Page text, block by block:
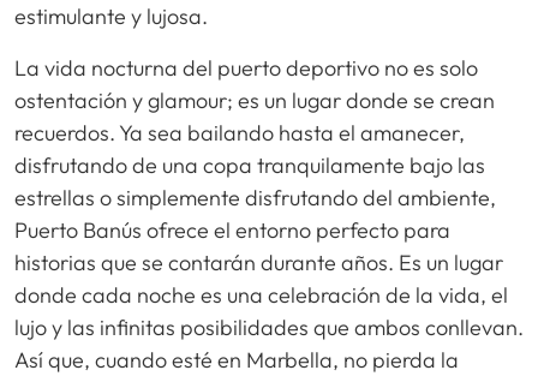
estimulante y lujosa.
La vida nocturna del puerto deportivo no es solo
ostentación y glamour; es un lugar donde se crean
recuerdos. Ya sea bailando hasta el amanecer,
disfrutando de una copa tranquilamente bajo las
estrellas o simplemente disfrutando del ambiente,
Puerto Banús ofrece el entorno perfecto para
historias que se contarán durante años. Es un lugar
donde cada noche es una celebración de la vida, el
lujo y las infinitas posibilidades que ambos conllevan.
Así que, cuando esté en Marbella, no pierda la